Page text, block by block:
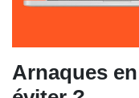
Arnaques